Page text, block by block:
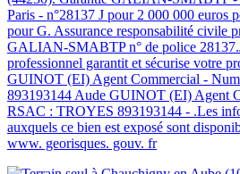
Paris - n°28137 J pour 2 000 000 euros
pour G. Assurance responsabilité civile
GALIAN-SMABTP n° de police
professionnel garantit et sécurise votre
GUINOT (EI) Agent Commercial -
893193144 Aude GUINOT (EI) Agent
RSAC : TROYES 893193144 - .Les
auxquels ce bien est exposé sont
www. georisques. gouv. fr